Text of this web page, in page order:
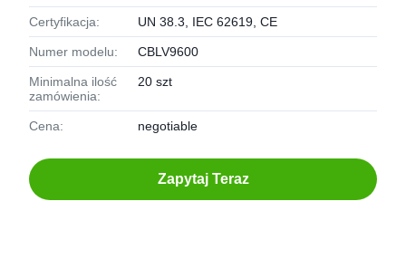
Certyfikacja: UN 38.3, IEC 62619, CE
Numer modelu: CBLV9600
Minimalna ilość
zamówienia:
20 szt
Cena: negotiable
Zapytaj Teraz